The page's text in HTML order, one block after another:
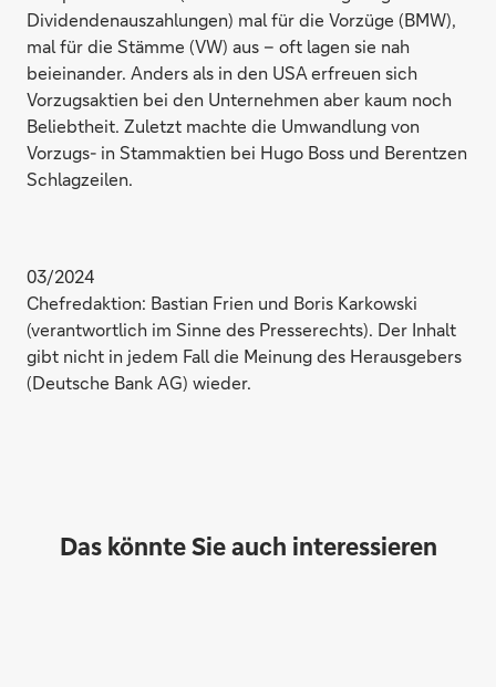
Dividendenauszahlungen) mal für die Vorzüge (BMW),
mal für die Stämme (VW) aus – oft lagen sie nah
beieinander. Anders als in den USA erfreuen sich
Vorzugsaktien bei den Unternehmen aber kaum noch
Beliebtheit. Zuletzt machte die Umwandlung von
Vorzugs- in Stammaktien bei Hugo Boss und Berentzen
Schlagzeilen.
03/2024
Chefredaktion: Bastian Frien und Boris Karkowski
(verantwortlich im Sinne des Presserechts). Der Inhalt
gibt nicht in jedem Fall die Meinung des Herausgebers
(Deutsche Bank AG) wieder.
Das könnte Sie auch interessieren